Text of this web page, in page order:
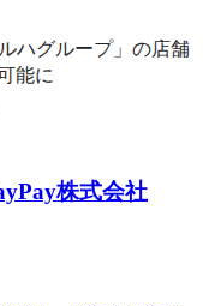
株式会社